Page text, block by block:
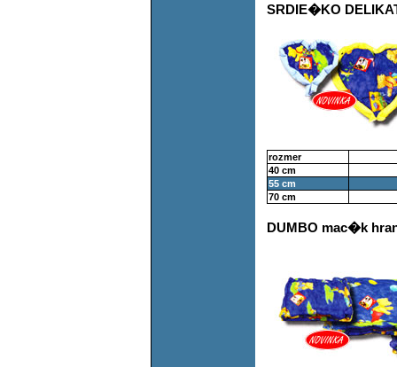
SRDIE�KO
rozmer
40 cm
55 cm
70 cm
DUMBO mac�k